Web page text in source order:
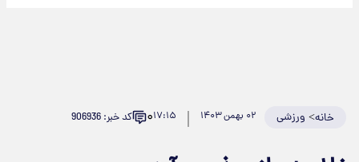
خانه> ورزشی ۰۲ بهمن ۱۴۰۳ ۱۷:۱۵۰ کد خبر: 906936